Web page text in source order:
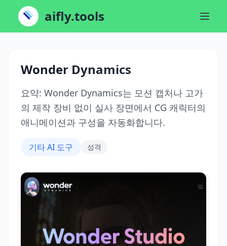
aifly.tools
Wonder Dynamics
요약: Wonder Dynamics는 모션 캡처나 고가
의 제작 장비 없이 실사 장면에서 CG 캐릭터의
애니메이션과 구성을 자동화합니다.
기타 AI 도구 성격